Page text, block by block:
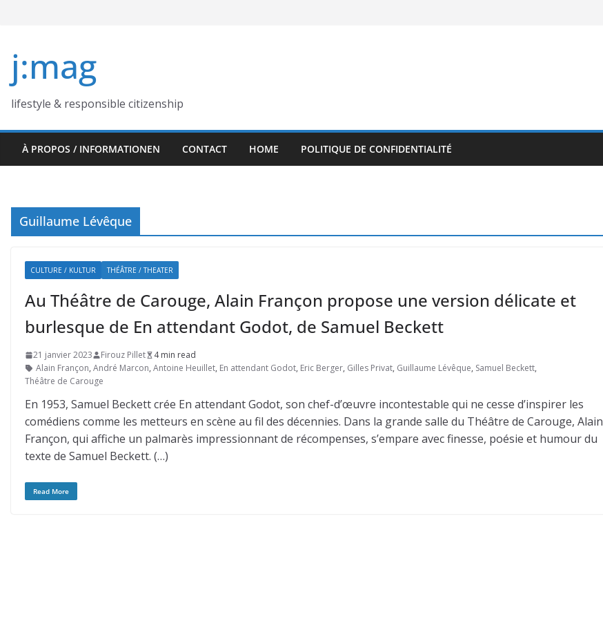
j:mag
lifestyle & responsible citizenship
À PROPOS / INFORMATIONEN CONTACT HOME POLITIQUE DE CONFIDENTIALITÉ
Guillaume Lévêque
CULTURE / KULTUR THÉÂTRE / THEATER
Au Théâtre de Carouge, Alain Françon propose une version délicate et
burlesque de En attendant Godot, de Samuel Beckett
21 janvier 2023 Firouz Pillet
4 min read
Alain Françon, André Marcon, Antoine Heuillet, En attendant Godot, Eric Berger, Gilles Privat, Guillaume Lévêque, Samuel Beckett,
Théâtre de Carouge
En 1953, Samuel Beckett crée En attendant Godot, son chef-d’œuvre incontestable qui ne cesse d’inspirer les
comédiens comme les metteurs en scène au fil des décennies. Dans la grande salle du Théâtre de Carouge, Alain
Françon, qui affiche un palmarès impressionnant de récompenses, s’empare avec finesse, poésie et humour du
texte de Samuel Beckett. (…)
Read More